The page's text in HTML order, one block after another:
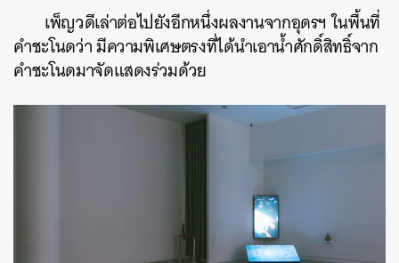
เพ็ญวดีเล่าต่อไปยังอีกหนึ่งผลงานจากอุดรฯ ในพื้นที่
คำชะโนดว่า มีความพิเศษตรงที่ได้นำเอาน้ำศักดิ์สิทธิ์จาก
คำชะโนดมาจัดแสดงร่วมด้วย